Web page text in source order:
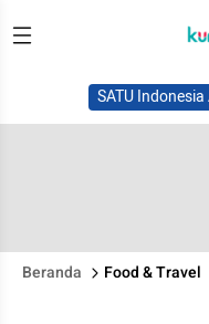
SATU
Beranda Food & Travel